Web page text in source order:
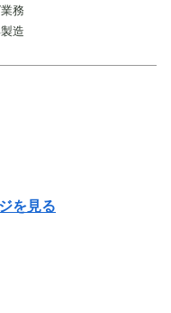
務
造
を見る